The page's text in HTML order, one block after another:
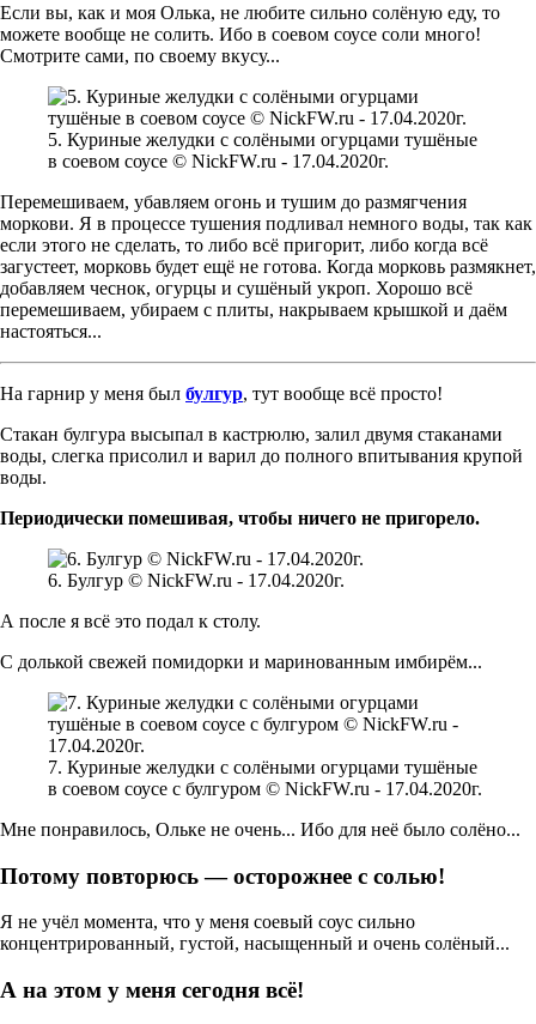
Если вы, как и моя Олька, не любите сильно солёную еду, то
можете вообще не солить. Ибо в соевом соусе соли много!
Смотрите сами, по своему вкусу...
5. Куриные желудки с солёными огурцами тушёные
в соевом соусе © NickFW.ru - 17.04.2020г.
Перемешиваем, убавляем огонь и тушим до размягчения
моркови. Я в процессе тушения подливал немного воды, так как
если этого не сделать, то либо всё пригорит, либо когда всё
загустеет, морковь будет ещё не готова. Когда морковь размякнет,
добавляем чеснок, огурцы и сушёный укроп. Хорошо всё
перемешиваем, убираем с плиты, накрываем крышкой и даём
настояться...
На гарнир у меня был булгур, тут вообще всё просто!
Стакан булгура высыпал в кастрюлю, залил двумя стаканами
воды, слегка присолил и варил до полного впитывания крупой
воды.
Периодически помешивая, чтобы ничего не пригорело.
6. Булгур © NickFW.ru - 17.04.2020г.
А после я всё это подал к столу.
С долькой свежей помидорки и маринованным имбирём...
7. Куриные желудки с солёными огурцами тушёные
в соевом соусе с булгуром © NickFW.ru - 17.04.2020г.
Мне понравилось, Ольке не очень... Ибо для неё было солёно...
Потому повторюсь — осторожнее с солью!
Я не учёл момента, что у меня соевый соус сильно
концентрированный, густой, насыщенный и очень солёный...
А на этом у меня сегодня всё!